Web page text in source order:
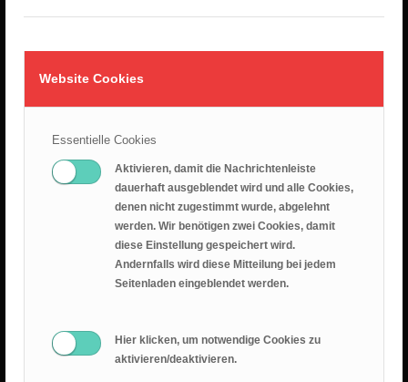
Website Cookies
Essentielle Cookies
Aktivieren, damit die Nachrichtenleiste
dauerhaft ausgeblendet wird und alle Cookies,
denen nicht zugestimmt wurde, abgelehnt
werden. Wir benötigen zwei Cookies, damit
diese Einstellung gespeichert wird.
Andernfalls wird diese Mitteilung bei jedem
Seitenladen eingeblendet werden.
Hier klicken, um notwendige Cookies zu
aktivieren/deaktivieren.
RANGER BLOG
Sommercamp 2025
2. Januar 2026 - 8:28
Unlimited Camp 2025
Kanutour
14. Mai 2025 - 12:03